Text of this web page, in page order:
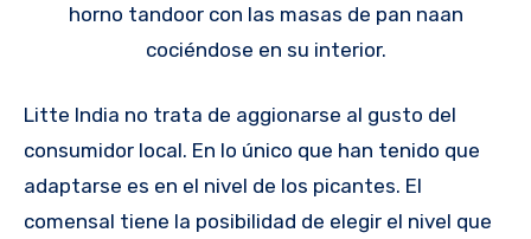
horno tandoor con las masas de pan naan
cociéndose en su interior.
Litte India no trata de aggionarse al gusto del
consumidor local. En lo único que han tenido que
adaptarse es en el nivel de los picantes. El
comensal tiene la posibilidad de elegir el nivel que